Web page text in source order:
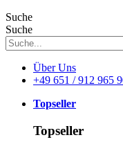
Suche
Suche
Über Uns
+49 651 / 912 965
Topseller
Topseller